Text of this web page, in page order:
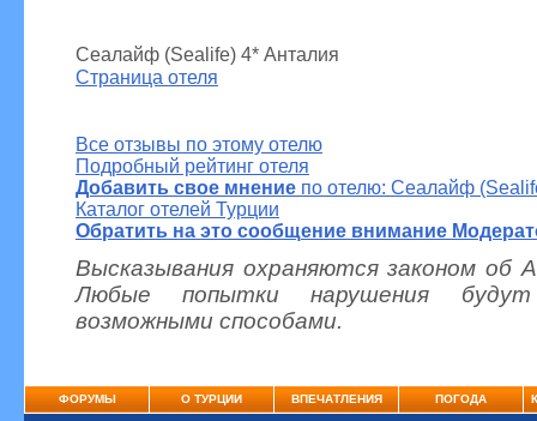
Сеалайф (Sealife) 4* Анталия
Страница отеля
Все отзывы по этому отелю
Подробный рейтинг отеля
Добавить свое мнение по отелю: Сеалайф
Каталог отелей Турции
Обратить на это сообщение внимание
Высказывания охраняются законом об
Любые попытки нарушения
возможными способами.
ФОРУМЫ О ТУРЦИИ ВПЕЧАТЛЕНИЯ ПОГОДА